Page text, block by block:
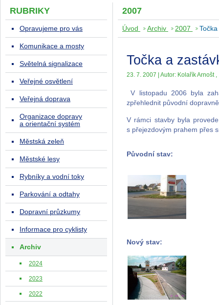
2007
Úvod Archiv 2007
Točka a
23. 7. 2007 | Autor: Kolařík Arnošt ,
V listopadu 2006 byla
zpřehlednit původní
V rámci stavby byla
s přejezdovým prahem přes
Původní stav:
Nový stav:
RUBRIKY
Opravujeme pro vás
Komunikace a mosty
Světelná signalizace
Veřejné osvětlení
Veřejná doprava
Organizace dopravy
a orientační systém
Městská zeleň
Městské lesy
Rybníky a vodní toky
Parkování a odtahy
Dopravní průzkumy
Informace pro cyklisty
Archiv
2024
2023
2022